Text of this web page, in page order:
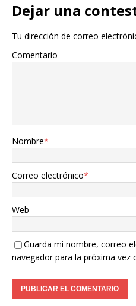
Dejar una
Tu dirección de correo
Comentario
Nombre*
Correo electrónico*
Web
Guarda mi nombre, correo
navegador para la próxima vez